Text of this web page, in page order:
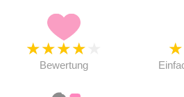
★★★★
Bewertung
★